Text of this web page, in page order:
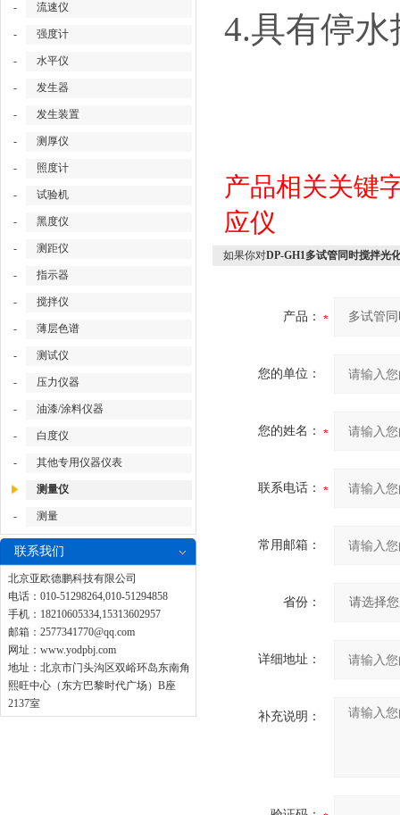
- 流速仪
- 强度计
- 水平仪
- 发生器
- 发生装置
- 测厚仪
- 照度计
- 试验机
- 黑度仪
- 测距仪
- 指示器
- 搅拌仪
- 薄层色谱
- 测试仪
- 压力仪器
- 油漆/涂料仪器
- 白度仪
- 其他专用仪器仪表
测量仪
- 测量
联系我们
北京亚欧德鹏科技有限公司
电话：010-51298264,010-51294858
手机：18210605334,15313602957
邮箱： 2577341770@qq.com
网址： www.yodpbj.com
地址：北京市门头沟区双峪环岛东南角
熙旺中心（东方巴黎时代广场）B座
2137室
4.具有停
产品相关关键
应仪
如果你对DP-GH1多试管同时搅拌光
产品：
您的单位：
您的姓名：
联系电话：
常用邮箱：
省份：
详细地址：
补充说明：